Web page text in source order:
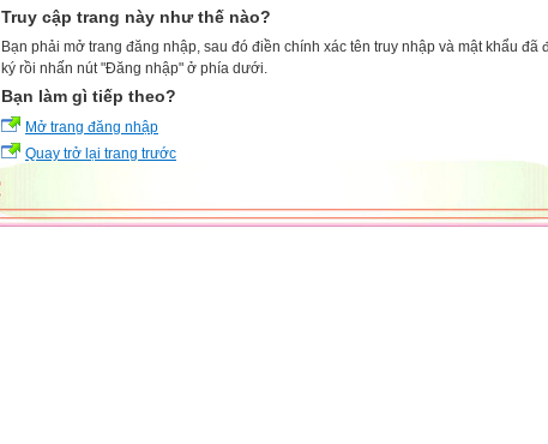
Truy cập trang này như thế nào?
Bạn phải mở trang đăng nhập, sau đó điền chính xác tên truy nhập và mật khẩu đã
ký rồi nhấn nút "Đăng nhập" ở phía dưới.
Bạn làm gì tiếp theo?
Mở trang đăng nhập
Quay trở lại trang trước